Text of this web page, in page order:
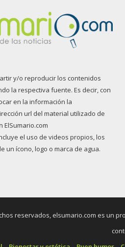
y/o reproducir los contenidos
la respectiva fuente. Es decir, con
en la información la
url del material utilizado de
ElSumario.com
el uso de videos propios, los
un ícono, logo o marca de agua.
reservados, elsumario.com es un